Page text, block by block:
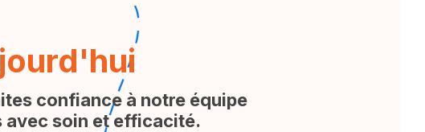
confiance à notre équipe
avec soin et efficacité.